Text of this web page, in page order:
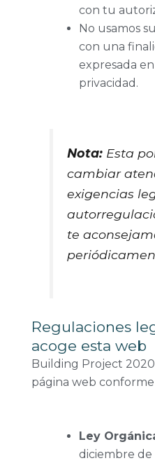
con tu
No usamos
con una
expresada
privacidad.
Nota: Esta
cambiar
exigencias
te
Regulaciones
acoge esta web
Building Project 2020
página web conforme
Ley Orgán
diciembre de